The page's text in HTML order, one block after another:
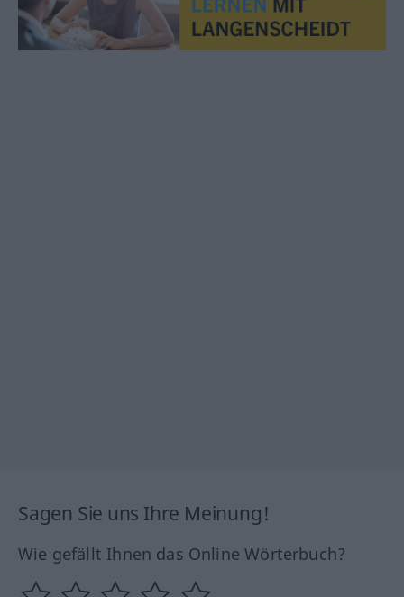
Sagen Sie uns Ihre Meinung!
Wie gefällt Ihnen das Online Wörterbuch?